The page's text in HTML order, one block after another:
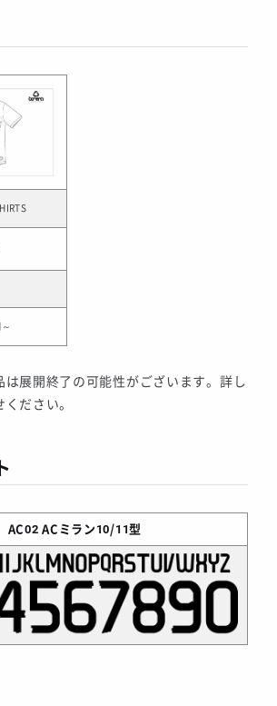
は展開終了の可能性がございます。詳し
ださい。
AC02 ACミラン10/11型